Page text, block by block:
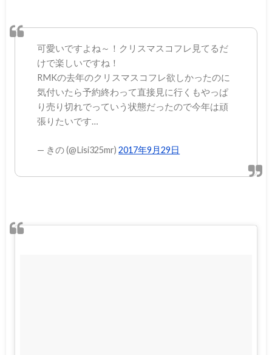
可愛いですよね～！クリスマスコフレ見てるだ
けで楽しいですね！
RMKの去年のクリスマスコフレ欲しかったのに
気付いたら予約終わって直接見に行くもやっぱ
り売り切れでっていう状態だったので今年は頑
張りたいです…
— きの (@Lisi325mr)2017年9月29日